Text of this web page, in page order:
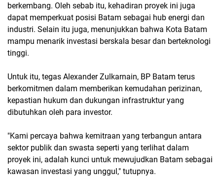
berkembang. Oleh sebab itu, kehadiran proyek ini juga
dapat memperkuat posisi Batam sebagai hub energi dan
industri. Selain itu juga, menunjukkan bahwa Kota Batam
mampu menarik investasi berskala besar dan berteknologi
tinggi.
Untuk itu, tegas Alexander Zulkarnain, BP Batam terus
berkomitmen dalam memberikan kemudahan perizinan,
kepastian hukum dan dukungan infrastruktur yang
dibutuhkan oleh para investor.
"Kami percaya bahwa kemitraan yang terbangun antara
sektor publik dan swasta seperti yang terlihat dalam
proyek ini, adalah kunci untuk mewujudkan Batam sebagai
kawasan investasi yang unggul," tutupnya.